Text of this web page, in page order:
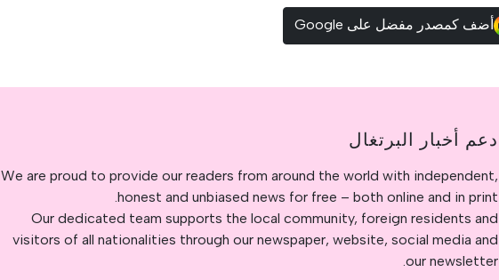
أضف كمصدر مفضل على Google
دعم أخبار البرتغال
We are proud to provide our readers from around the world with independent,
honest and unbiased news for free – both online and in print.
Our dedicated team supports the local community, foreign residents and
visitors of all nationalities through our newspaper, website, social media and
our newsletter.